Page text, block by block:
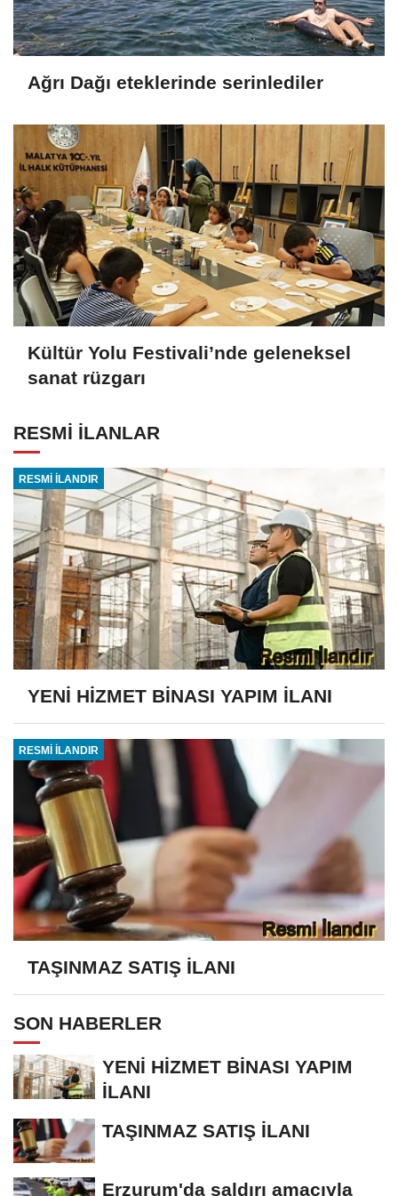
Ağrı Dağı eteklerinde serinlediler
Kültür Yolu Festivali’nde geleneksel
sanat rüzgarı
RESMİ İLANLAR
RESMİ İLANDIR
YENİ HİZMET BİNASI YAPIM İLANI
RESMİ İLANDIR
TAŞINMAZ SATIŞ İLANI
SON HABERLER
YENİ HİZMET BİNASI YAPIM
İLANI
TAŞINMAZ SATIŞ İLANI
Erzurum'da saldırı amacıyla